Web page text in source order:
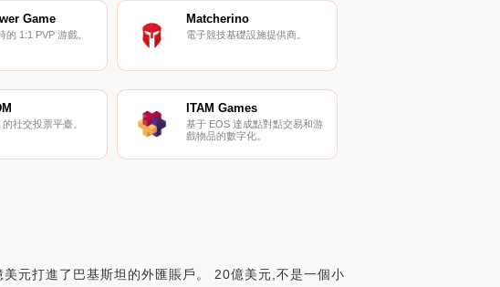
Game
的 1:1 PVP 游戲。
Matcherino
電子競技基礎設施提供商。
社交投票平臺。
ITAM Games
基于 EOS 達成點對點交易和游
戲物品的數字化。
元打進了巴基斯坦的外匯賬戶。 20億美元,不是一個小